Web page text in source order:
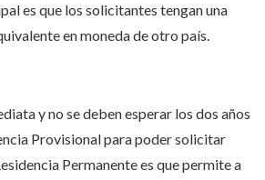
es que los solicitantes tengan una
en moneda de otro país.
y no se deben esperar los dos años
Provisional para poder solicitar
Permanente es que permite a